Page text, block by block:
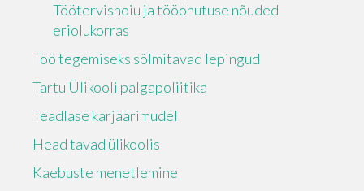
Töötervishoiu ja tööohutuse nõuded
eriolukorras
Töö tegemiseks sõlmitavad lepingud
Tartu Ülikooli palgapoliitika
Teadlase karjäärimudel
Head tavad ülikoolis
Kaebuste menetlemine